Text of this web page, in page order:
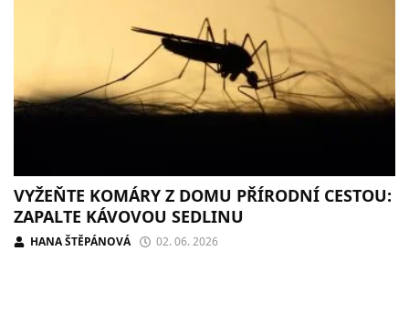
VYŽEŇTE KOMÁRY Z DOMU PŘÍRODNÍ CESTOU:
ZAPALTE KÁVOVOU SEDLINU
HANA ŠTĚPÁNOVÁ 02. 06. 2026